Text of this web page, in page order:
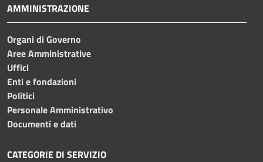
AMMINISTRAZIONE
Organi di Governo
Aree Amministrative
Uffici
Enti e fondazioni
Politici
Personale Amministrativo
Documenti e dati
CATEGORIE DI SERVIZIO